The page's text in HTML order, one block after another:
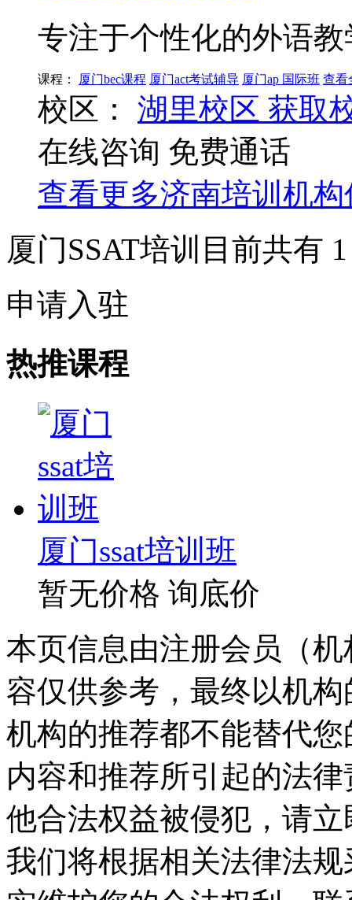
专注于个性化的外语
课程： 厦门bec课程 厦门act考试辅导 厦门ap 国际班 查看
校区： 湖里校区 获取
在线咨询 免费通话
查看更多济南培训机构
厦门SSAT培训目前共有 1
申请入驻
热推课程
厦门ssat培训班
暂无价格 询底价
本页信息由注册会员（
容仅供参考，最终以机
机构的推荐都不能替代
内容和推荐所引起的法
他合法权益被侵犯，请
我们将根据相关法律法